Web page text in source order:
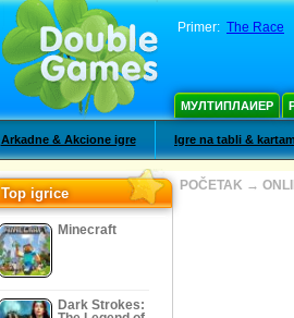
Primer: The Race
МУЛТИПЛАИЕР
Arkadne & Akcione igre Igre na tabli &
Top igrice
Minecraft
Dark Strokes:
POČETAK →